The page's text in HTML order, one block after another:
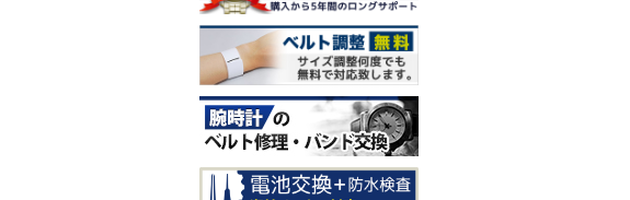
CITIZEN ATTESA CC4078-
51E ACT Line LIGHT in BL
ACK Eco-Drive 50th Anniver
sary Edition メンズモデル
入荷しました！
CITIZEN EXCEED CB1147-
61E LIGHT in BLACK Eco-
Drive 50th Anniversary Editi
on メンズモデル 入荷しま
した！